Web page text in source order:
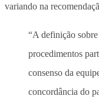
variando na
“A definição
procedimentos
consenso da
concordância do